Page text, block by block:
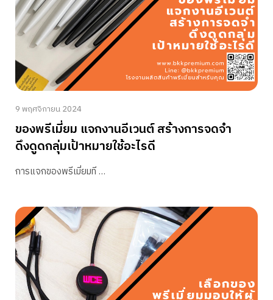
9 พฤศจิกายน 2024
ของพรีเมี่ยม แจกงานอีเวนต์ สร้างการจดจำ
ดึงดูดกลุ่มเป้าหมายใช้อะไรดี
การแจกของพรีเมี่ยมที …